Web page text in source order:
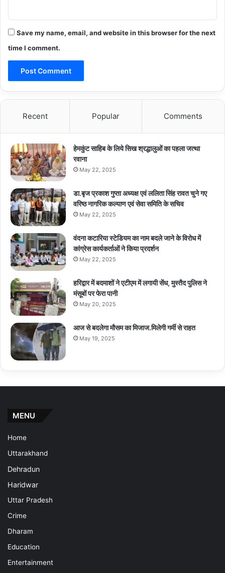
Save my name, email, and website in this browser for the next
time I comment.
Recent Popular Comments
हेमकुंट साहिब के लिये सिख श्रद्धालुओं का पहला जत्था
रवाना
May 22, 2025
डा.बृज प्रकाश गुप्ता अध्यक्ष एवं ललिता सिंह रावत चुने गए
वरिष्ठ नागरिक कल्याण एवं सेवा समिति के सचिव
May 22, 2025
वंदना कटारिया स्टेडियम का नाम बदले जाने के विरोध में
कांग्रेस कार्यकर्ताओं ने किया प्रदर्शन
May 22, 2025
हरिद्वार में बदमाशों ने एटीएम में लगायी सेंध, मुस्तैद पुलिस ने
मंसूबों पर फेरा पानी
May 20, 2025
आज से बदलेगा मौसम का मिजाज.मिलेगी गर्मी से राहत
May 19, 2025
MENU
Home
Uttarakhand
Dehradun
Haridwar
Uttar Pradesh
Crime
Dharam
Education
Entertainment